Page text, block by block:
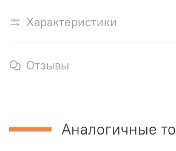
Характеристики
Отзывы
Аналогичные